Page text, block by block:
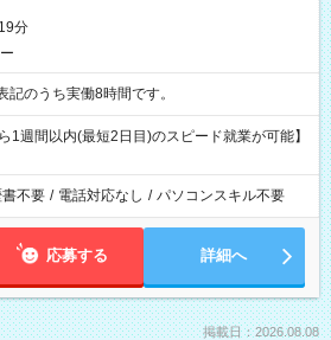
分
17:30 ※表記のうち実働8時間です。
1週間以内(最短2日目)のスピード就業が可能】
書不要 / 電話対応なし / パソコンスキル不要
応募する 詳細へ
掲載日：2026.08.08